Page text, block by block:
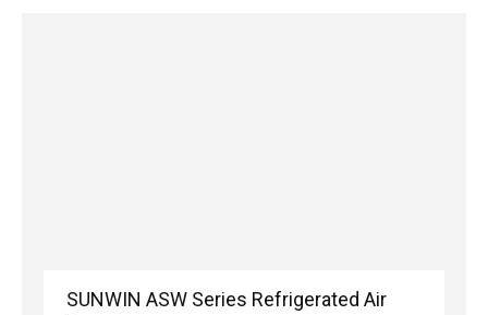
SUNWIN ASW Series Refrigerated Air